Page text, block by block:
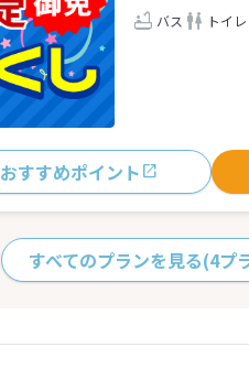
バス
トイレ
おすすめポイント
すべてのプランを見る(4プ